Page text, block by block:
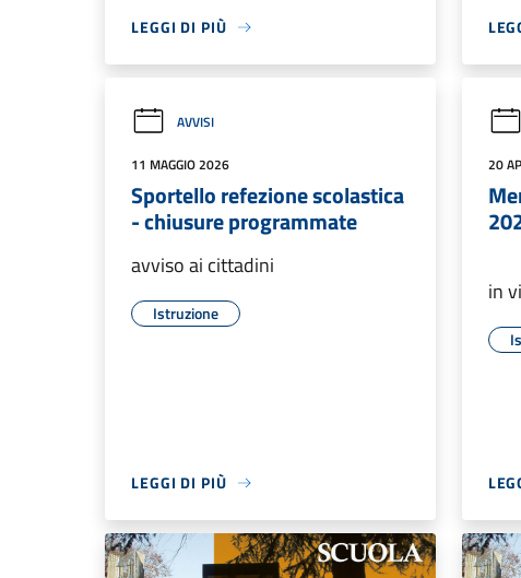
LEGGI DI PIÙ
AVVISI
11 MAGGIO 2026
Sportello refezione scolastica
- chiusure programmate
avviso ai cittadini
Istruzione
LEGGI DI PIÙ
20
in